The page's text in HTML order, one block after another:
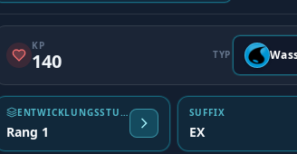
KP
140 TYP
ENTWICKLUNGSSTUFE
Rang 1
SUFFIX
EX